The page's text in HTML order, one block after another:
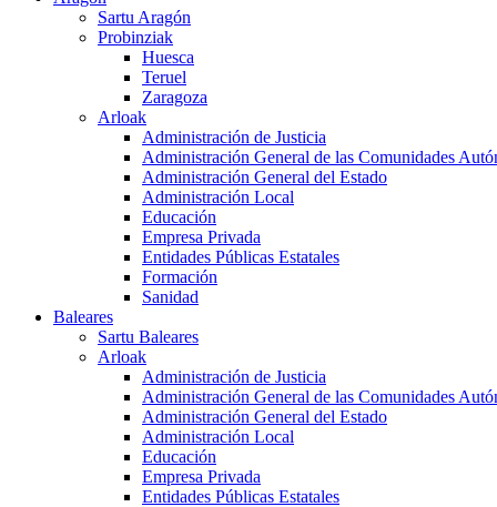
Sartu Aragón
Probinziak
Huesca
Teruel
Zaragoza
Arloak
Administración de Justicia
Administración General de las Comunidades
Administración General del Estado
Administración Local
Educación
Empresa Privada
Entidades Públicas Estatales
Formación
Sanidad
Baleares
Sartu Baleares
Arloak
Administración de Justicia
Administración General de las Comunidades
Administración General del Estado
Administración Local
Educación
Empresa Privada
Entidades Públicas Estatales